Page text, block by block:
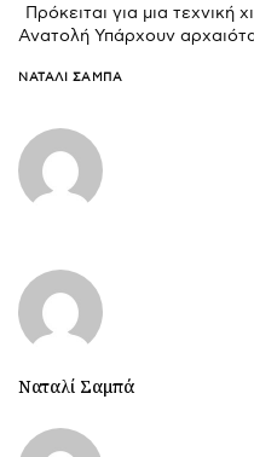
Πρόκειται για μια τεχνική
Ανατολή Υπάρχουν
ΝΑΤΑΛΊ ΣΑΜΠΆ
Ναταλί Σαμπά